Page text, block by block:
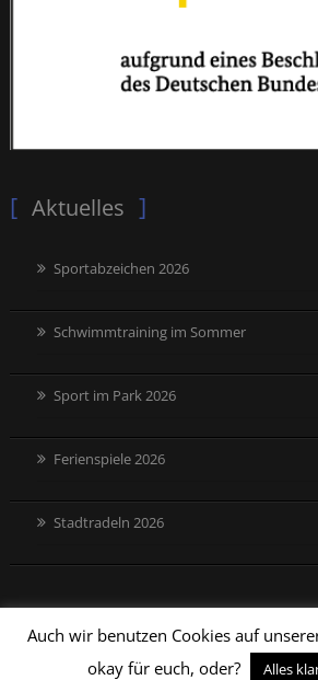
Aktuelles
Sportabzeichen 2026
Schwimmtraining im Sommer
Sport im Park 2026
Ferienspiele 2026
Stadtradeln 2026
Auch wir benutzen Cookies auf
okay für euch, oder?
Alles